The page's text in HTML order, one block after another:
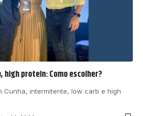
protein: Como escolher?
Cunha, intermitente, low carb e high